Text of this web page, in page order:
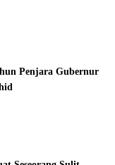
Penjara Gubernur